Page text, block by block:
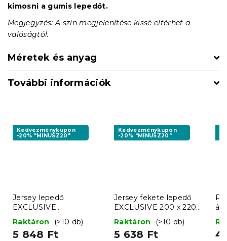
kimosni a gumis lepedőt.
Megjegyzés: A szín megjelenítése kissé eltérhet a
valóságtól.
Méretek és anyag
További információk
Kedvezménykupon
-20% "MINUSZ20"
Jersey lepedő
EXCLUSIVE
mustársárga 200 x 220
cm
Raktáron (>10 db)
5 848 Ft
Kedvezménykupon
-20% "MINUSZ20"
Jersey fekete lepedő
EXCLUSIVE 200 x 220
cm
Raktáron (>10 db)
5 638 Ft 4